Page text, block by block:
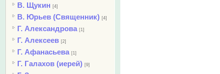
В. Щукин [4]
В. Юрьев (Священник) [4]
Г. Александрова [1]
Г. Алексеев [2]
Г. Афанасьева [1]
Г. Галахов (иерей) [9]